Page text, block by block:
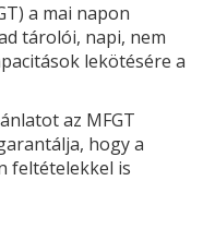
a mai napon
tárolói, napi, nem
lekötésére a
az MFGT
hogy a
feltételekkel is